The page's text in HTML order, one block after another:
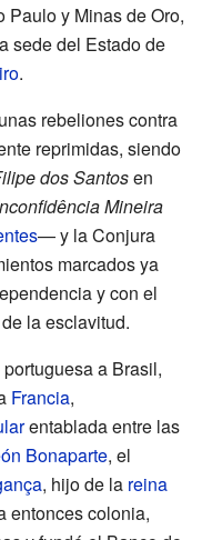
y Minas de Oro,
sede del Estado de
.
rebeliones contra
reprimidas, siendo
dos Santosen
Mineira
— y la Conjura
marcados ya
y con el
la esclavitud.
a Brasil,
Francia,
entablada entre las
Bonaparte, el
, hijo de la reina
entonces colonia,